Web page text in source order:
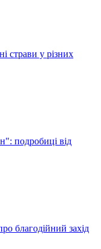
страви у різних
подробиці від
благодійний захід